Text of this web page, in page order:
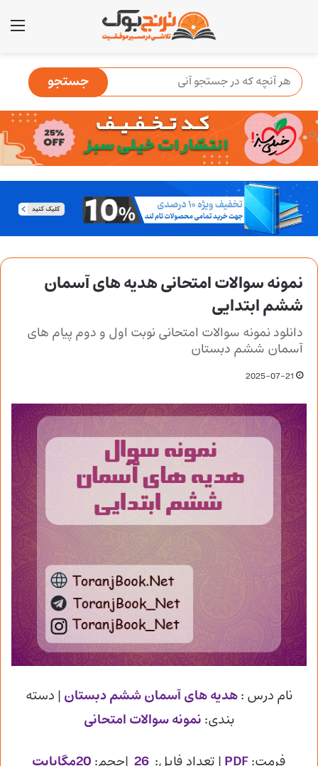
نمونه سوالات امتحانی هدیه های آسمان
ششم ابتدایی
دانلود نمونه سوالات امتحانی نوبت اول و دوم پیام های
آسمان ششم دبستان
2025-07-21
نام درس :هدیه های آسمان ششم دبستان | دسته
بندی: نمونه سوالات امتحانی
فرمت: | تعداد فایل: |حجم: